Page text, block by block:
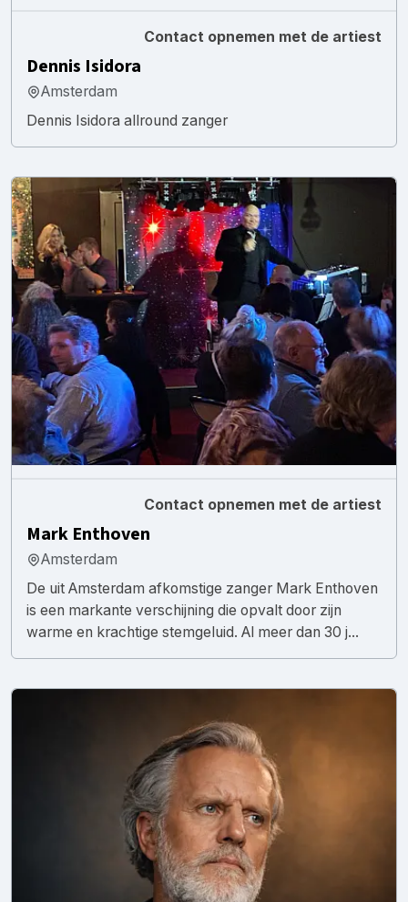
Contact opnemen met de artiest
Dennis Isidora
Amsterdam
Dennis Isidora allround zanger
Contact opnemen met de artiest
Mark Enthoven
Amsterdam
De uit Amsterdam afkomstige zanger Mark Enthoven
is een markante verschijning die opvalt door zijn
warme en krachtige stemgeluid. Al meer dan 30 j...